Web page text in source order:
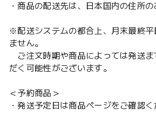
・商品の配送先は、日本国内の住所の
※配送システムの都合上、月末最終平
ません。
ご注文時期や商品によっては発送ま
だく可能性がございます。
＜予約商品＞
・発送予定日は商品ページをご確認く